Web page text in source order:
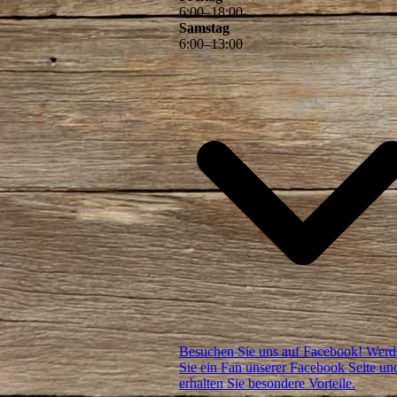
6:00–18:00
Samstag
6:00–13:00
Besuchen Sie uns auf Facebook!
Sie ein Fan unserer Facebook Seite
erhalten Sie besondere Vorteile.